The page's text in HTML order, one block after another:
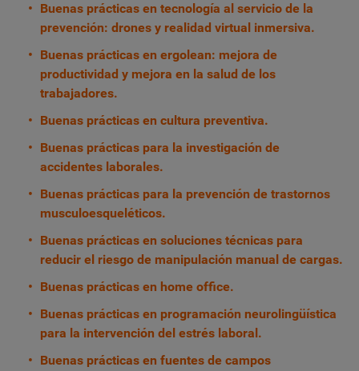
Buenas prácticas en tecnología al servicio de la
prevención: drones y realidad virtual inmersiva.
Buenas prácticas en ergolean: mejora de
productividad y mejora en la salud de los
trabajadores.
Buenas prácticas en cultura preventiva.
Buenas prácticas para la investigación de
accidentes laborales.
Buenas prácticas para la prevención de trastornos
musculoesqueléticos.
Buenas prácticas en soluciones técnicas para
reducir el riesgo de manipulación manual de cargas.
Buenas prácticas en home office.
Buenas prácticas en programación neurolingüística
para la intervención del estrés laboral.
Buenas prácticas en fuentes de campos